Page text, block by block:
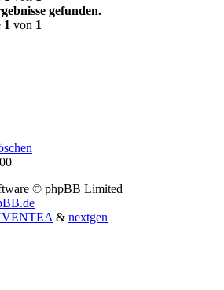
gefunden.
1 von 1
© phpBB Limited
& nextgen